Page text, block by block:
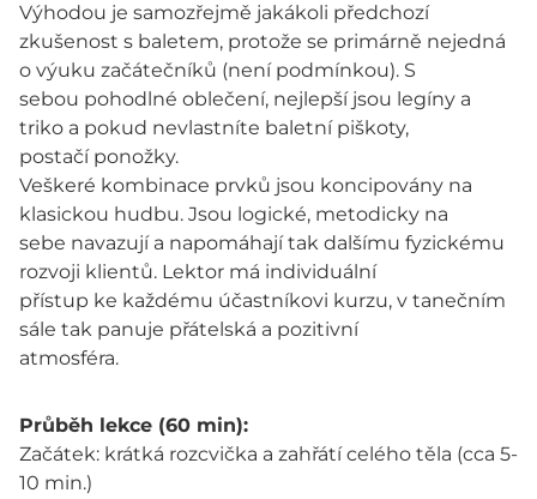
Výhodou je samozřejmě jakákoli předchozí
zkušenost s baletem, protože se primárně nejedná
o výuku začátečníků (není podmínkou). S
sebou pohodlné oblečení, nejlepší jsou legíny a
triko a pokud nevlastníte baletní piškoty,
postačí ponožky.
Veškeré kombinace prvků jsou koncipovány na
klasickou hudbu. Jsou logické, metodicky na
sebe navazují a napomáhají tak dalšímu fyzickému
rozvoji klientů. Lektor má individuální
přístup ke každému účastníkovi kurzu, v tanečním
sále tak panuje přátelská a pozitivní
atmosféra.
Průběh lekce (60 min):
Začátek: krátká rozcvička a zahřátí celého těla (cca 5-
10 min.)